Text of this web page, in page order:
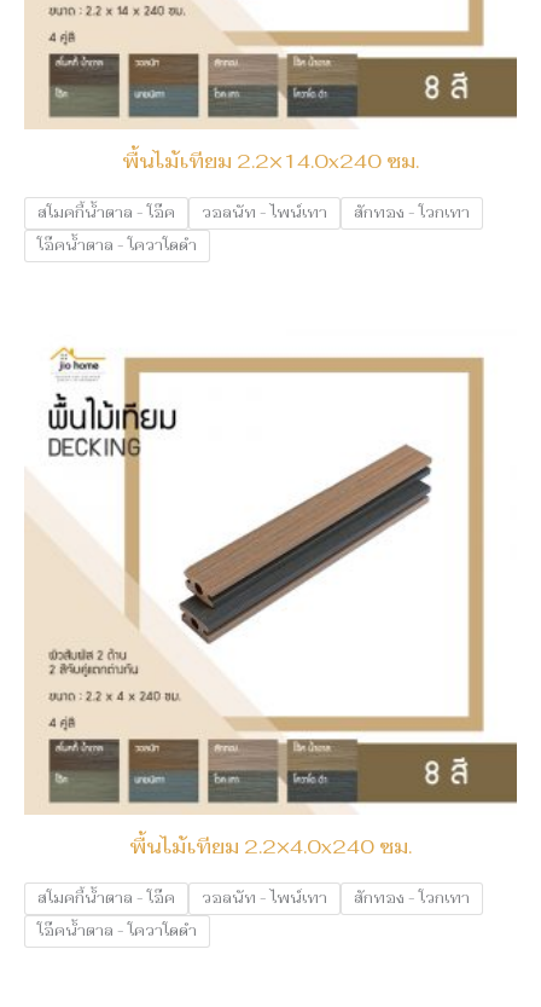
พื้นไม้เทียม 2.2×14.0x240 ซม.
สโมคกี้น้ำตาล - โอ๊ค วอลนัท - ไพน์เทา
สักทอง - โวกเทา
โอ๊คน้ำตาล - โควาโดดำ
พื้นไม้เทียม 2.2×4.0x240 ซม.
สโมคกี้น้ำตาล - โอ๊ค วอลนัท - ไพน์เทา
สักทอง - โวกเทา
โอ๊คน้ำตาล - โควาโดดำ